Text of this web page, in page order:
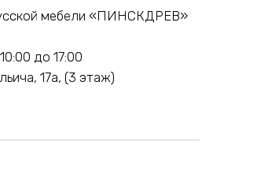
мебели «ПИНСКДРЕВ»
до 17:00
17а, (3 этаж)